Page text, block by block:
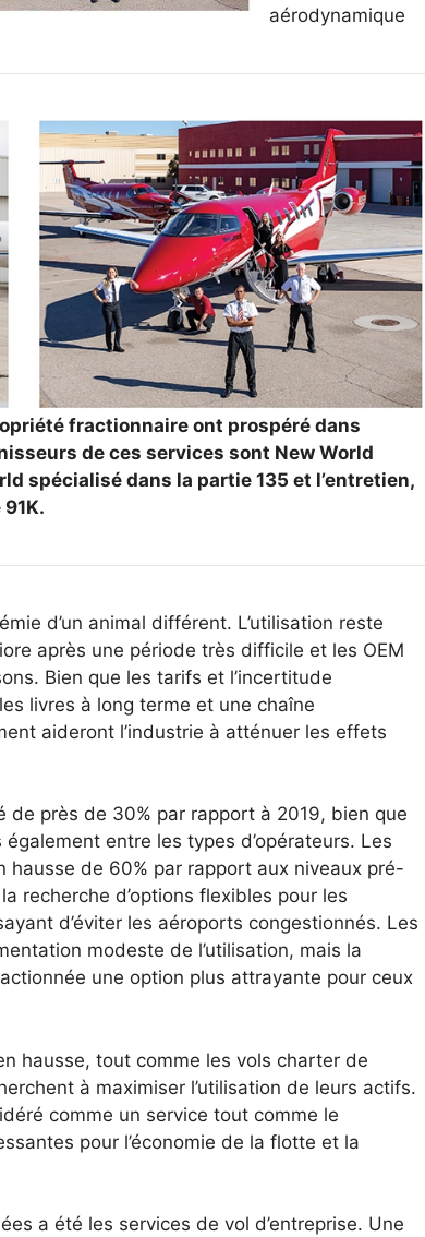
aérodynamique
fractionnaire ont prospéré dans
de ces services sont New World
spécialisé dans la partie 135 et l’entretien,
d’un animal différent. L’utilisation reste
après une période très difficile et les OEM
Bien que les tarifs et l’incertitude
livres à long terme et une chaîne
aideront l’industrie à atténuer les effets
près de 30% par rapport à 2019, bien que
entre les types d’opérateurs. Les
de 60% par rapport aux niveaux pré-
recherche d’options flexibles pour les
d’éviter les aéroports congestionnés. Les
modeste de l’utilisation, mais la
une option plus attrayante pour ceux
hausse, tout comme les vols charter de
à maximiser l’utilisation de leurs actifs.
comme un service tout comme le
pour l’économie de la flotte et la
a été les services de vol d’entreprise. Une